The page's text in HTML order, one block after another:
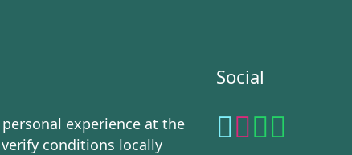
experience at the
conditions locally
Social